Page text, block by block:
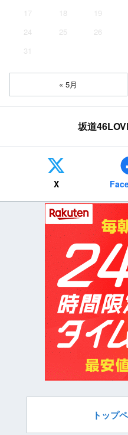
17
18 19
24
25 26
31
« 5月
坂道
X
トップ